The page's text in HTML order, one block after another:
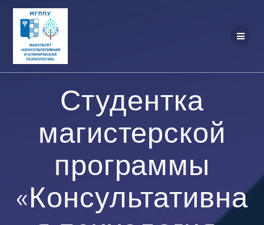
Студентка
магистерской
программы
«Консультативна